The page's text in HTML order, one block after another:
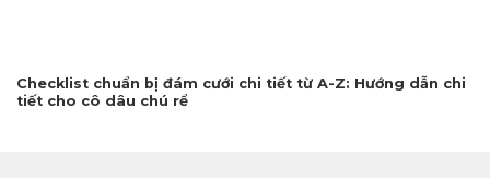
Checklist chuẩn bị đám cưới chi tiết từ A-Z: Hướng dẫn chi
tiết cho cô dâu chú rể